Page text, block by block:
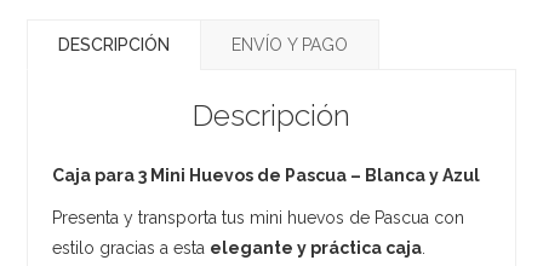
DESCRIPCIÓN ENVÍO Y PAGO
Descripción
Caja para 3 Mini Huevos de Pascua – Blanca y Azul
Presenta y transporta tus mini huevos de Pascua con
estilo gracias a esta elegante y práctica caja